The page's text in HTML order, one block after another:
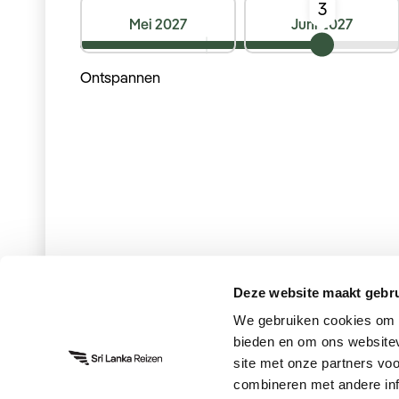
Deze website maakt
We gebruiken cookies
bieden en om ons
site met onze partners
combineren met andere
Ontspannen
Mei 2027 Juni 2027